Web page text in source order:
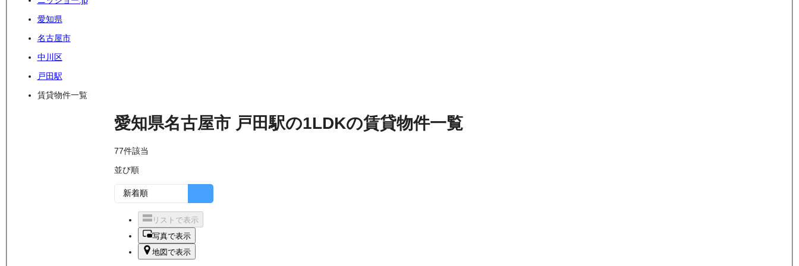
愛知県
名古屋市
中川区
戸田駅
賃貸物件一覧
愛知県名古屋市 戸田駅の1LDKの賃貸物件一覧
77件該当
並び順
リストで表示
写真で表示
地図で表示